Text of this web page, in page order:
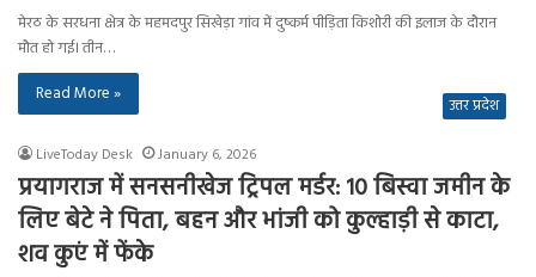
मेरठ के सरधना क्षेत्र के महमदपुर सिखेड़ा गांव में दुष्कर्म पीड़िता किशोरी की इलाज के दौरान
मौत हो गई। तीन…
Read More »
उत्तर प्रदेश
LiveToday Desk January 6, 2026
प्रयागराज में सनसनीखेज ट्रिपल मर्डर: 10 बिस्वा जमीन के
लिए बेटे ने पिता, बहन और भांजी को कुल्हाड़ी से काटा,
शव कुएं में फेंके